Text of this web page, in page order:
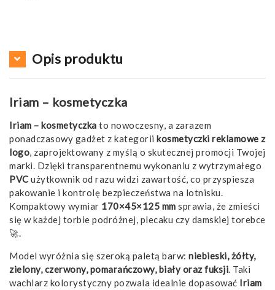
Opis produktu
Iriam – kosmetyczka
Iriam – kosmetyczka to nowoczesny, a zarazem
ponadczasowy gadżet z kategorii kosmetyczki reklamowe z
logo, zaprojektowany z myślą o skutecznej promocji Twojej
marki. Dzięki transparentnemu wykonaniu z wytrzymałego
PVC użytkownik od razu widzi zawartość, co przyspiesza
pakowanie i kontrolę bezpieczeństwa na lotnisku.
Kompaktowy wymiar 170×45×125 mm sprawia, że zmieści
się w każdej torbie podróżnej, plecaku czy damskiej torebce
🚀.
Model wyróżnia się szeroką paletą barw: niebieski, żółty,
zielony, czerwony, pomarańczowy, biały oraz fuksji. Taki
wachlarz kolorystyczny pozwala idealnie dopasować Iriam